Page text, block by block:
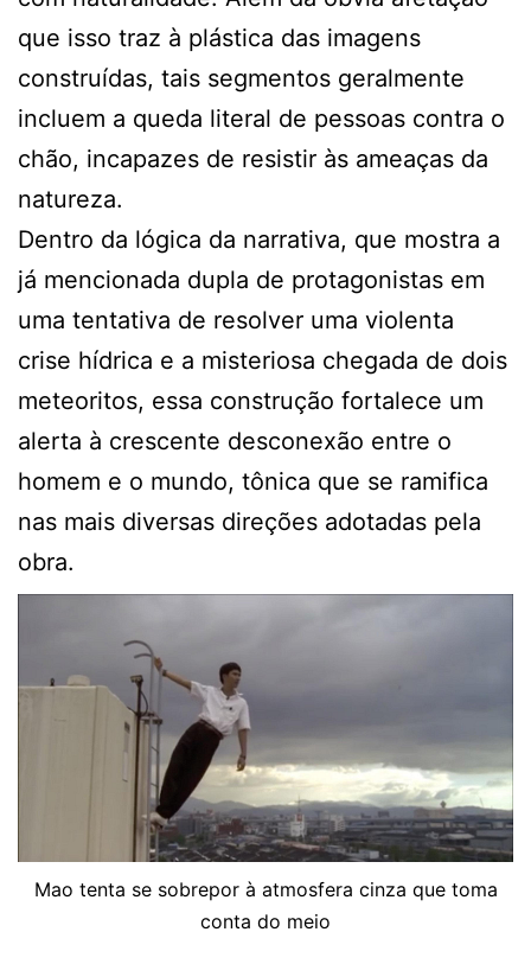
que isso traz à plástica das imagens
construídas, tais segmentos geralmente
incluem a queda literal de pessoas contra o
chão, incapazes de resistir às ameaças da
natureza.
Dentro da lógica da narrativa, que mostra a
já mencionada dupla de protagonistas em
uma tentativa de resolver uma violenta
crise hídrica e a misteriosa chegada de dois
meteoritos, essa construção fortalece um
alerta à crescente desconexão entre o
homem e o mundo, tônica que se ramifica
nas mais diversas direções adotadas pela
obra.
Mao tenta se sobrepor à atmosfera cinza que toma
conta do meio